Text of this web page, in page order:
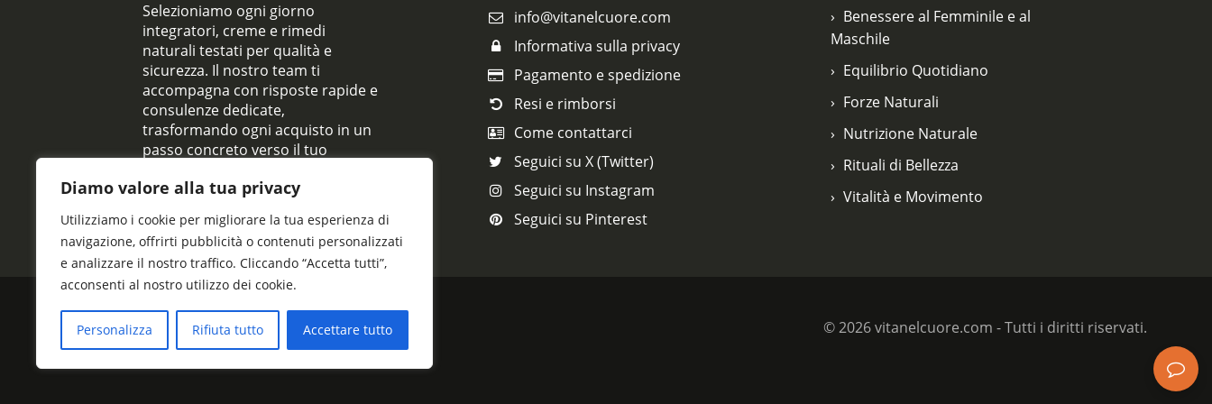
Diamo valore alla tua privacy
Utilizziamo i cookie per migliorare la tua esperienza di
navigazione, offrirti pubblicità o contenuti personalizzati
e analizzare il nostro traffico. Cliccando “Accetta tutti”,
acconsenti al nostro utilizzo dei cookie.
Personalizza Rifiuta tutto Accettare tutto
Selezioniamo ogni giorno
integratori, creme e rimedi
naturali testati per qualità e
sicurezza. Il nostro team ti
accompagna con risposte rapide e
consulenze dedicate,
trasformando ogni acquisto in un
passo concreto verso il tuo
info@vitanelcuore.com
Informativa sulla privacy
Pagamento e spedizione
Resi e rimborsi
Come contattarci
Seguici su X (Twitter)
Seguici su Instagram
Seguici su Pinterest
Benessere al Femminile e al
Maschile
Equilibrio Quotidiano
Forze Naturali
Nutrizione Naturale
Rituali di Bellezza
Vitalità e Movimento
© 2026 vitanelcuore.com - Tutti i diritti riservati.